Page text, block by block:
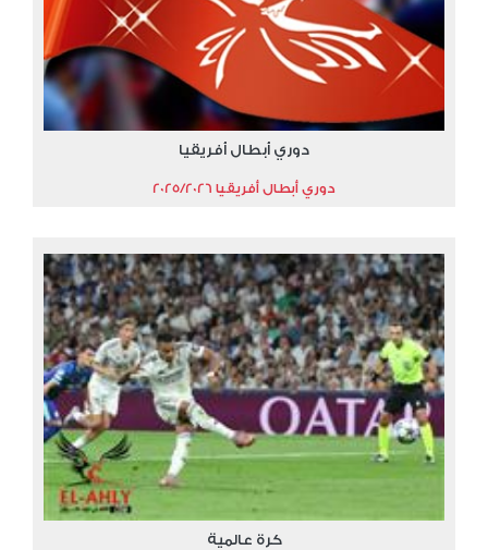
دوري أبطال أفريقيا
دوري أبطال أفريقيا 2025/2026
كرة عالمية